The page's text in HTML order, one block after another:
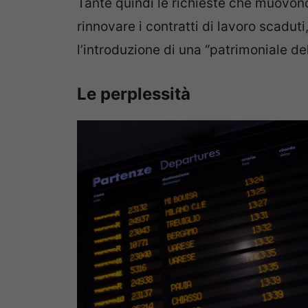
Tante quindi le richieste che
rinnovare i contratti di lavoro
l’introduzione di una “patrimoniale
Le perplessità